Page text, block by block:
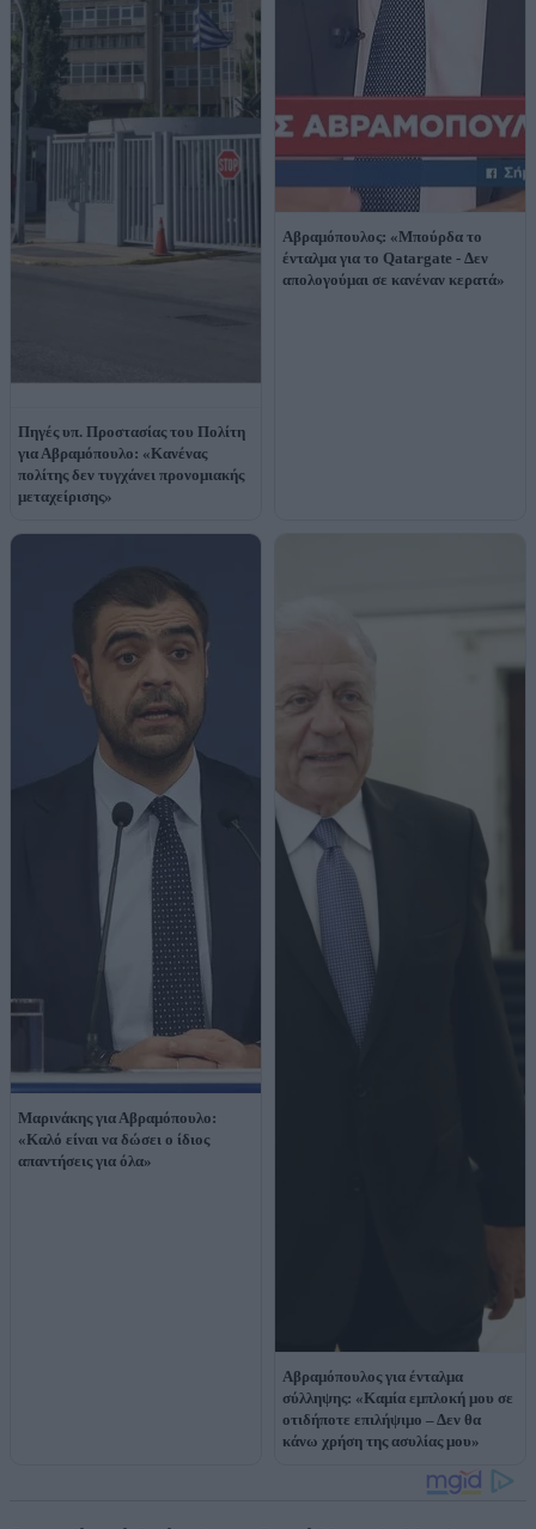
Πηγές υπ. Προστασίας του Πολίτη
για Αβραμόπουλο: «Κανένας
πολίτης δεν τυγχάνει προνομιακής
μεταχείρισης»
Αβραμόπουλος: «Μπούρδα το
ένταλμα για το Qatargate - Δεν
απολογούμαι σε κανέναν κερατά»
Μαρινάκης για Αβραμόπουλο:
«Καλό είναι να δώσει ο ίδιος
απαντήσεις για όλα»
Αβραμόπουλος για ένταλμα
σύλληψης: «Καμία εμπλοκή μου σε
οτιδήποτε επιλήψιμο – Δεν θα
κάνω χρήση της ασυλίας μου»